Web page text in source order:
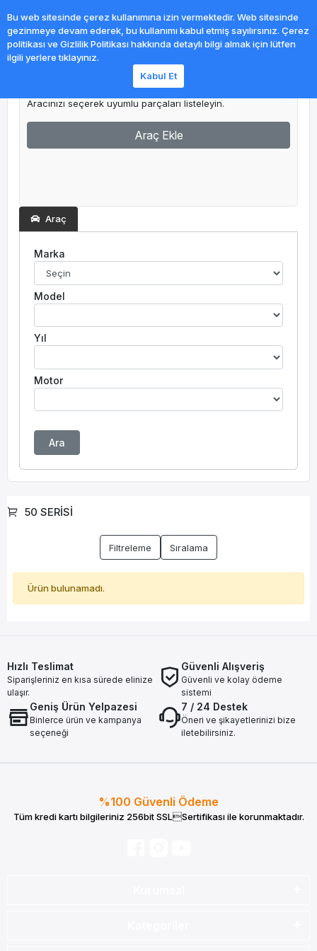
Aracınızı seçerek uyumlu parçaları listeleyin.
Araç Ekle
Araç
Marka
Model
Yıl
Motor
Ara
50 SERİSİ
Filtreleme Sıralama
Ürün bulunamadı.
Hızlı Teslimat
Siparişleriniz en kısa sürede elinize
ulaşır.
Güvenli Alışveriş
Güvenli ve kolay ödeme
sistemi
Geniş Ürün Yelpazesi
Binlerce ürün ve kampanya
seçeneği
7 / 24 Destek
Öneri ve şikayetlerinizi bize
iletebilirsiniz.
%100 Güvenli Ödeme
Tüm kredi kartı bilgileriniz 256bit SSLSertifikası ile korunmaktadır.
Bu web sitesinde çerez kullanımına izin vermektedir. Web sitesinde
gezinmeye devam ederek, bu kullanımı kabul etmiş sayılırsınız. Çerez
politikası ve Gizlilik Politikası hakkında detaylı bilgi almak için lütfen
ilgili yerlere tıklayınız.
Kabul Et